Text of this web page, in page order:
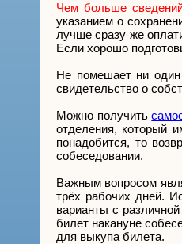
Чем больше
указанием о
лучше сразу же
Если хорошо
Не помешает ни один
свидетельство о
Можно получить
отделения, который
понадобится, то
собеседовании.
Важным вопросом
трёх рабочих дней.
варианты с
билет накануне
для выкупа билета.